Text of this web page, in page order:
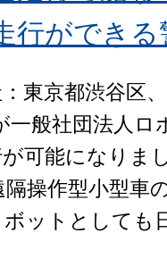
ができる
東京都渋谷区
一般社団法人
可能になりま
操作型小型車
ットとしても